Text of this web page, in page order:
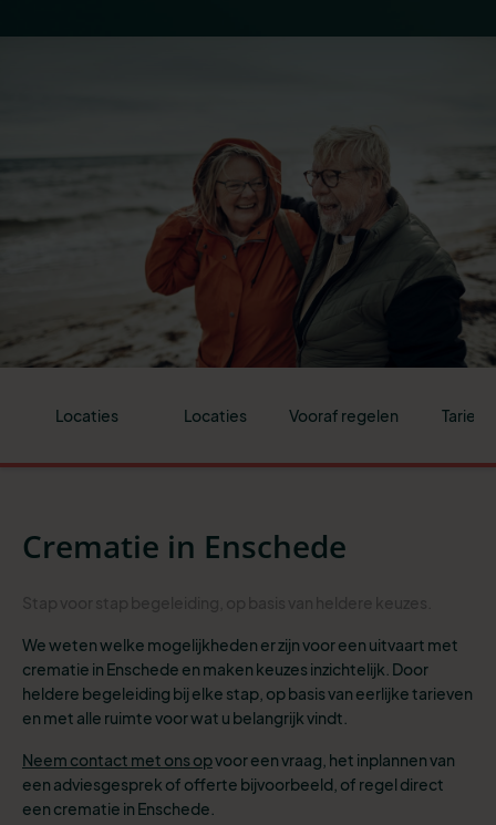
Locaties Locaties Vooraf regelen
Crematie in Enschede
We weten welke mogelijkheden er zijn voor een uitvaart met
crematie in Enschede en maken keuzes inzichtelijk. Door
heldere begeleiding bij elke stap, op basis van eerlijke tarieven
en met alle ruimte voor wat u belangrijk vindt.
Neem contact met ons opvoor een vraag, het inplannen van
een adviesgesprek of offerte bijvoorbeeld, of regel direct
een crematie in Enschede.